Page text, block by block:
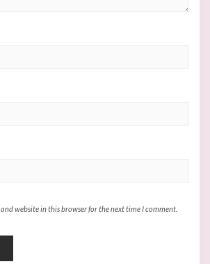
and website in this browser for the next time I comment.